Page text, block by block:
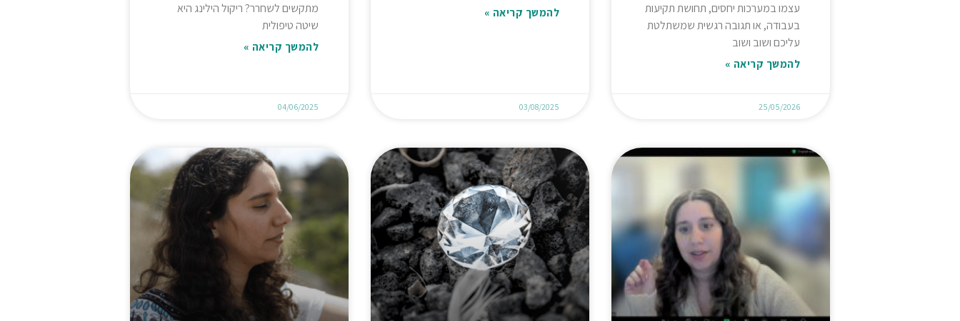
עצמו במערכות יחסים, תחושת תקיעות
בעבודה, או תגובה רגשית שמשתלטת
עליכם ושוב ושוב
להמשך קריאה »
25/05/2026
להמשך קריאה »
03/08/2025
מתקשים לשחרר? ריקול הילינג היא
שיטה טיפולית
להמשך קריאה »
04/06/2025